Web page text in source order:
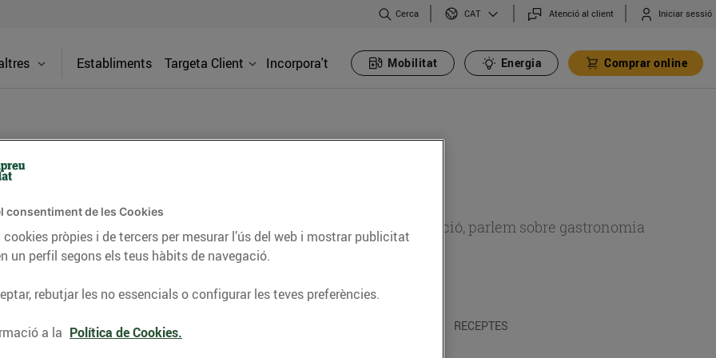
Cerca CAT Atenció al client Iniciar sessió
Establiments Targeta Client Incorpora't Mobilitat Energia Comprar online
consells nutricionals, informació d’actualitat sobre alimentació, parlem sobre gastronomia
del nostre territori i molts altres temes.
CONSELLS I HÀBITS SALUDABLES RECEPTES
consentiment de les Cookies
pròpies i de tercers per mesurar l’ús del web i mostrar publicitat
un perfil segons els teus hàbits de navegació.
rebutjar les no essencials o configurar les teves preferències.
a la Política de Cookies.